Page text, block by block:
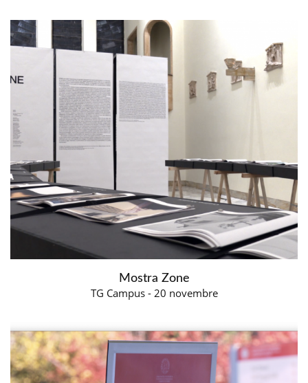
Mostra Zone
TG Campus - 20 novembre